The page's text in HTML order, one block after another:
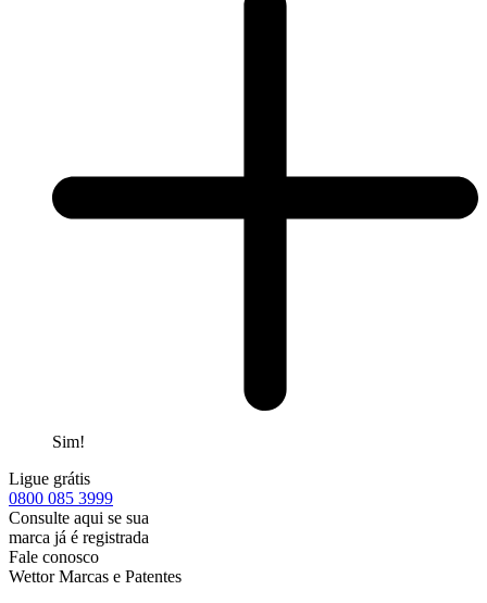
Sim!
Ligue grátis
0800 085 3999
Consulte aqui se sua
marca já é registrada
Fale conosco
Wettor Marcas e Patentes